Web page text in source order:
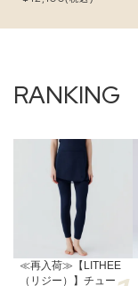
≪再入荷≫【LITHEE
（リジー）】チュー